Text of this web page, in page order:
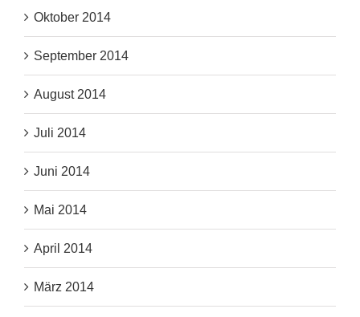
Oktober 2014
September 2014
August 2014
Juli 2014
Juni 2014
Mai 2014
April 2014
März 2014